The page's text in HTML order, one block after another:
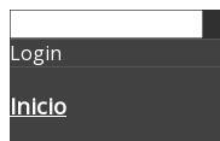
Login
Inicio